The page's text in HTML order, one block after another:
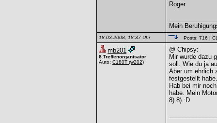
Roger
Mein
18.03.2008, 18:37 Uhr Posts: 716 |
mb201
8.Treffenorganisator
Auto: C180T (w202)
@ Chipsy:
Mir wurde dazu
soll. Wie du ja
Aber um ehrlich
festgestellt habe.
Hab bei mir
habe. Mein
8) 8) :D